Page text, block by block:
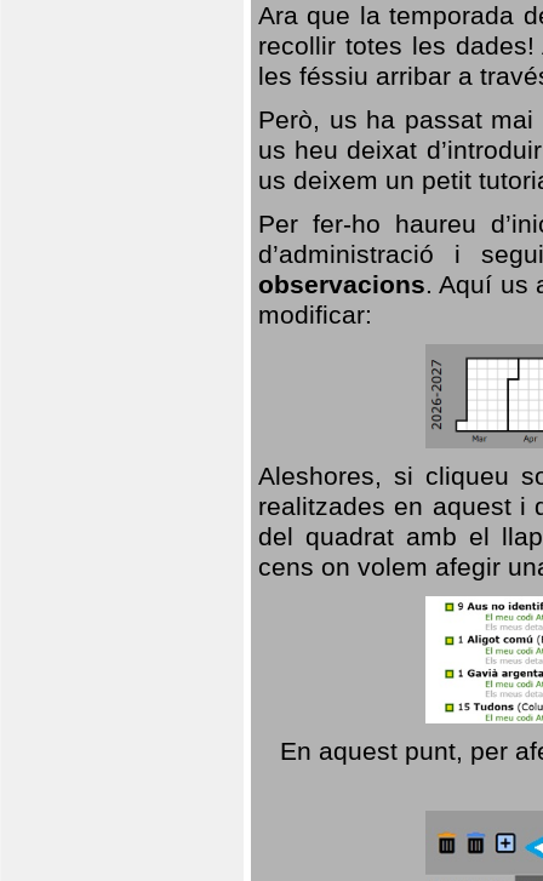
Ara que la temporada
recollir totes les
les féssiu arribar a
Però, us ha passat
us heu deixat
us deixem un petit
Per fer-ho haureu
d’administració i
observacions. Aquí us
modificar:
Aleshores, si cliqueu
realitzades en aquest i
del quadrat amb el
cens on volem afegir
En aquest punt, per